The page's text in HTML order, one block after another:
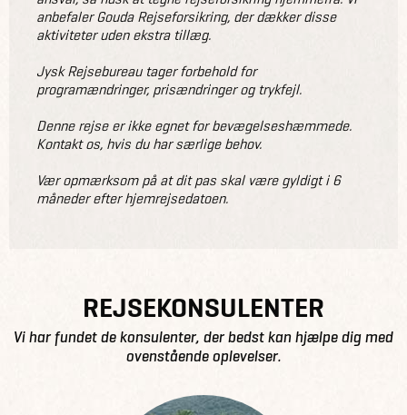
anbefaler Gouda Rejseforsikring, der dækker disse
aktiviteter uden ekstra tillæg.
Jysk Rejsebureau tager forbehold for
programændringer, prisændringer og trykfejl.
Denne rejse er ikke egnet for bevægelseshæmmede.
Kontakt os, hvis du har særlige behov.
Vær opmærksom på at dit pas skal være gyldigt i 6
måneder efter hjemrejsedatoen.
REJSEKONSULENTER
Vi har fundet de konsulenter, der bedst kan hjælpe dig med
ovenstående oplevelser.